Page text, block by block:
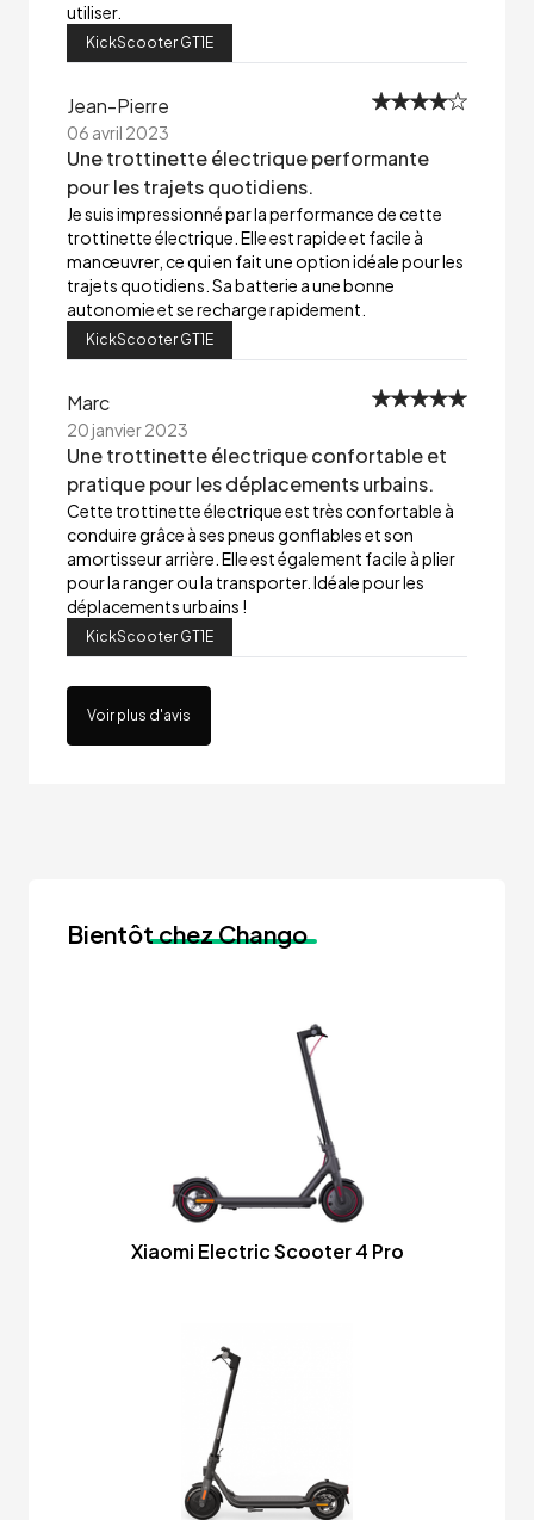
utiliser.
KickScooter GT1E
Jean-Pierre
06 avril 2023
Une trottinette électrique performante
pour les trajets quotidiens.
Je suis impressionné par la performance de cette
trottinette électrique. Elle est rapide et facile à
manœuvrer, ce qui en fait une option idéale pour les
trajets quotidiens. Sa batterie a une bonne
autonomie et se recharge rapidement.
KickScooter GT1E
Marc
20 janvier 2023
Une trottinette électrique confortable et
pratique pour les déplacements urbains.
Cette trottinette électrique est très confortable à
conduire grâce à ses pneus gonflables et son
amortisseur arrière. Elle est également facile à plier
pour la ranger ou la transporter. Idéale pour les
déplacements urbains !
KickScooter GT1E
Voir plus d'avis
Bientôtchez Chango
Xiaomi Electric Scooter 4 Pro